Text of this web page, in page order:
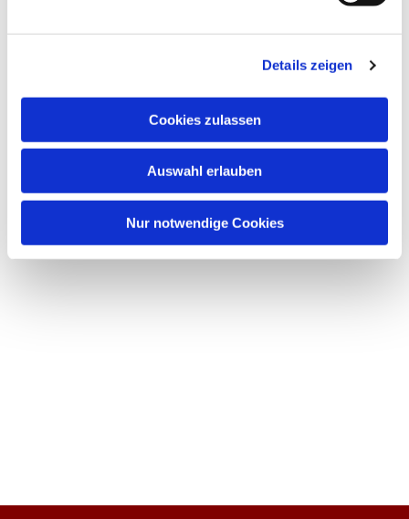
Details zeigen
Cookies zulassen
Auswahl erlauben
Nur notwendige Cookies